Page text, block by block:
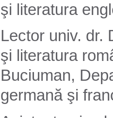
şi literatura
Lector univ. dr.
şi literatura
Buciuman,
germană şi